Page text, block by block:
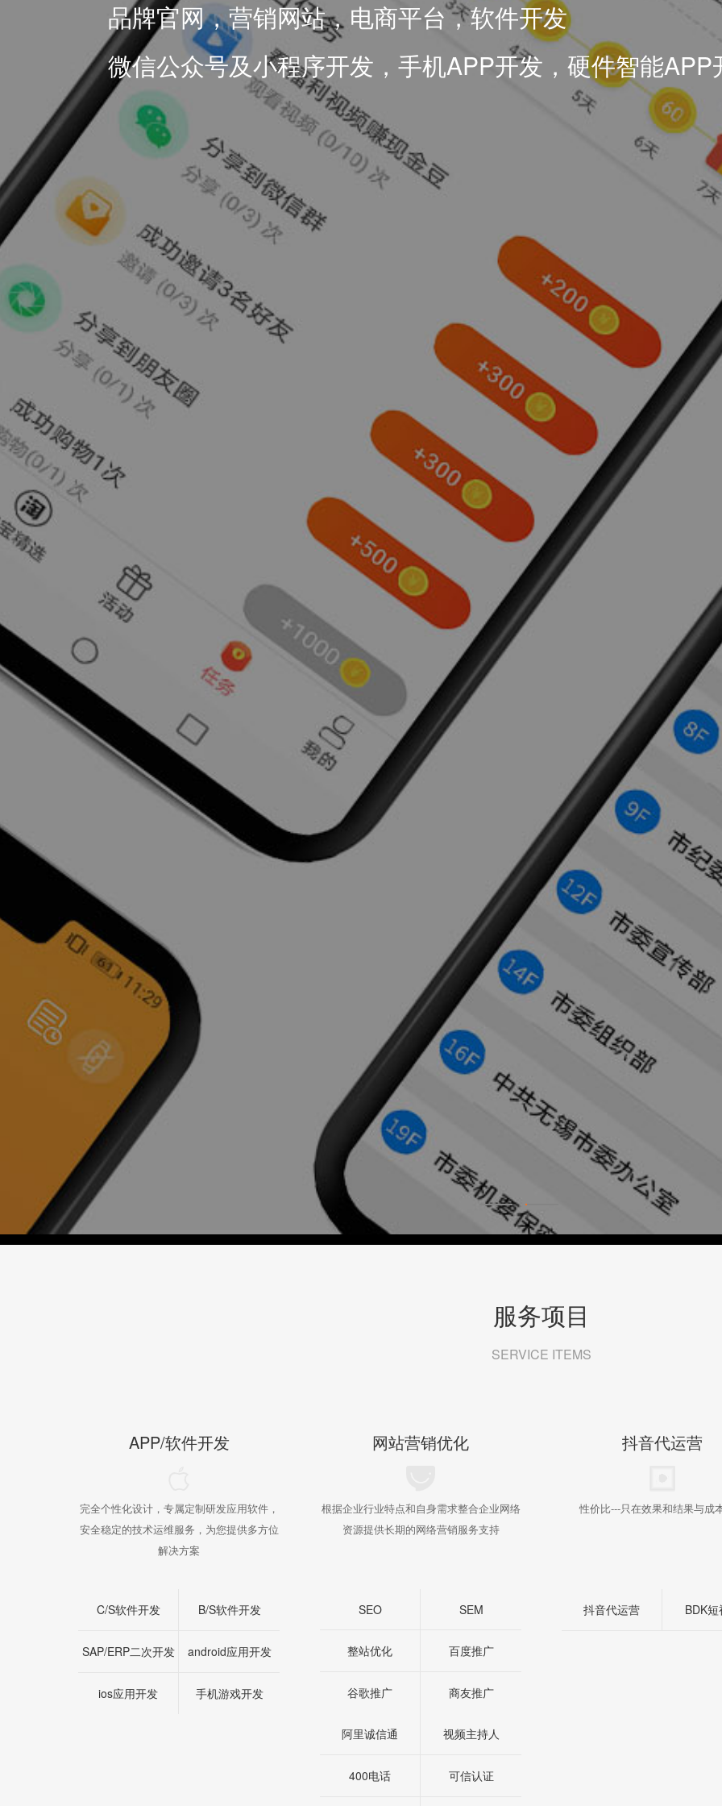
品牌官网，营销网站，电商平台，软件开发
微信公众号及小程序开发，手机APP开发，硬件智能APP
服务项目
SERVICE ITEMS
APP/软件开发
完全个性化设计，专属定制研发应用软件，
安全稳定的技术运维服务，为您提供多方位
解决方案
C/S软件开发 B/S软件开发
SAP/ERP二次开发 android应用开发
ios应用开发 手机游戏开发
网站营销优化
根据企业行业特点和自身需求整合企业网络
资源提供长期的网络营销服务支持
SEO SEM
整站优化 百度推广
谷歌推广 商友推广
阿里诚信通 视频主持人
400电话 可信认证
抖音代运营
性价比---只在效果和结果与成
抖音代运营 BDK